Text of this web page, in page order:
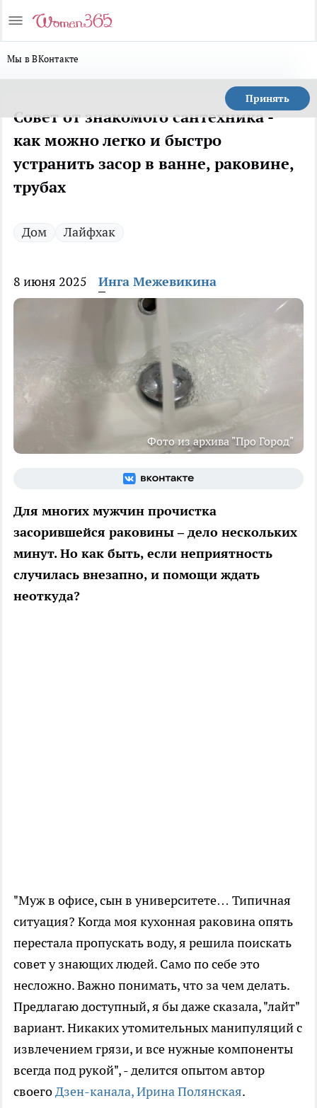
Мы в ВКонтакте
Принять
Совет от знакомого сантехника -
как можно легко и быстро
устранить засор в ванне, раковине,
трубах
Дом Лайфхак
8 июня 2025 Инга Межевикина
Фото из архива "Про Город"
Для многих мужчин прочистка
засорившейся раковины – дело нескольких
минут. Но как быть, если неприятность
случилась внезапно, и помощи ждать
неоткуда?
"Муж в офисе, сын в университете… Типичная
ситуация? Когда моя кухонная раковина опять
перестала пропускать воду, я решила поискать
совет у знающих людей. Само по себе это
несложно. Важно понимать, что за чем делать.
Предлагаю доступный, я бы даже сказала, "лайт"
вариант. Никаких утомительных манипуляций с
извлечением грязи, и все нужные компоненты
всегда под рукой", - делится опытом автор
своегоДзен-канала, Ирина Полянская.